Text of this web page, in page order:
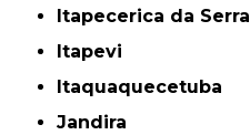
Itapecerica da Serra
Itapevi
Itaquaquecetuba
Jandira